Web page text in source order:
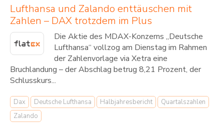
Lufthansa und Zalando enttäuschen mit
Zahlen – DAX trotzdem im Plus
Die Aktie des MDAX-Konzerns „Deutsche
Lufthansa“ vollzog am Dienstag im Rahmen
der Zahlenvorlage via Xetra eine
Bruchlandung – der Abschlag betrug 8,21 Prozent, der
Schlusskurs...
Dax Deutsche Lufthansa Halbjahresbericht
Quartalszahlen
Zalando